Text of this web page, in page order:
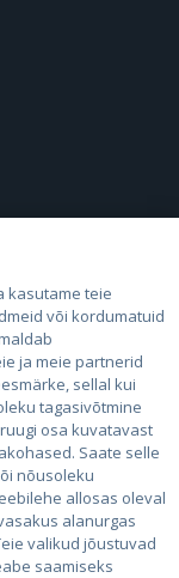
kasutame teie
või kordumatuid
ja meie partnerid
sellal kui
tagasivõtmine
osa kuvatavast
Saate selle
nõusoleku
allosas oleval
alanurgas
valikud jõustuvad
saamiseks